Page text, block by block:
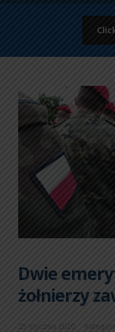
Dwie
żołnierzy
25 stycznia 2020